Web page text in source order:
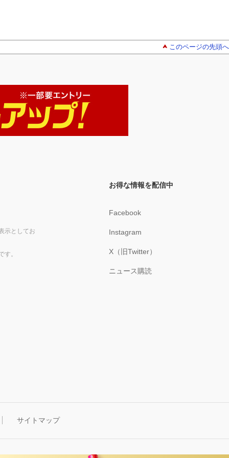
このページの先頭へ
示としてお
す。
お得な情報を配信中
Facebook
Instagram
X（旧Twitter）
ニュース購読
サイトマップ